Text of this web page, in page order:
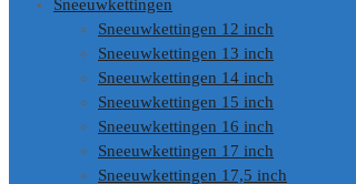
Sneeuwkettingen
Sneeuwkettingen 12 inch
Sneeuwkettingen 13 inch
Sneeuwkettingen 14 inch
Sneeuwkettingen 15 inch
Sneeuwkettingen 16 inch
Sneeuwkettingen 17 inch
Sneeuwkettingen 17,5 inch